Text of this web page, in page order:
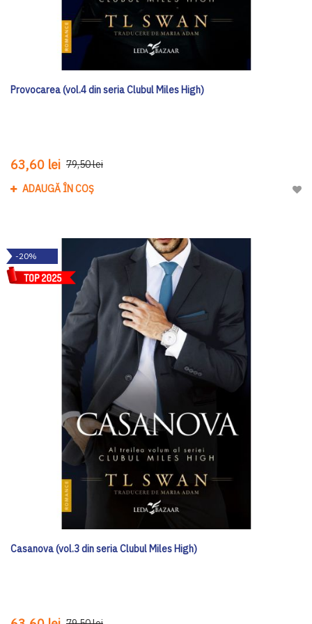
Provocarea (vol.4 din seria Clubul Miles High)
63,60 lei 79,50 lei
ADAUGĂ ÎN COȘ
-20%
Casanova (vol.3 din seria Clubul Miles High)